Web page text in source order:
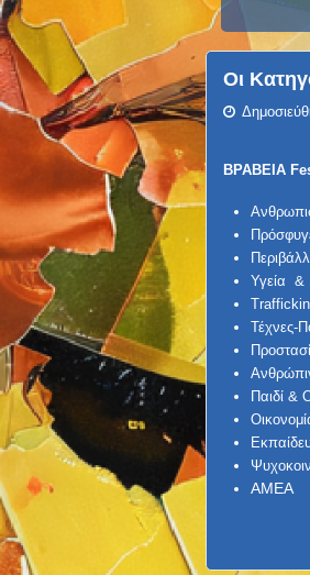
Οι
ΒΡΑΒΕΙΑ
Υγεία &
Τέχνες-
Παιδί &
AMEA